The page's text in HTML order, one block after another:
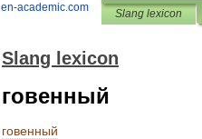
en-academic.com Slang lexicon
Slang lexicon
говенный
говенный